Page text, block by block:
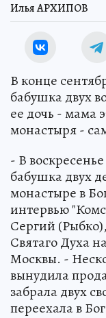
Илья АРХИПОВ
В конце
бабушка двух
ее дочь - мама
монастыря -
- В
бабушка двух
монастыре в
интервью
Сергий
Святаго Духа
Москвы. -
вынудила
забрала двух
переехала в